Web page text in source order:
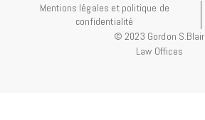
Mentions légales et politique de
confidentialité
© 2023 Gordon S.Blair
Law Offices